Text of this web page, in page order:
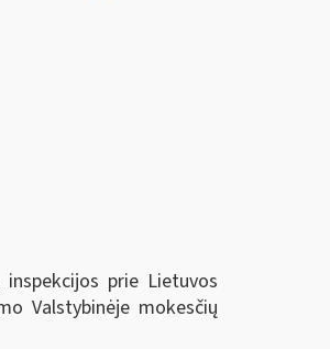
prie Lietuvos
Valstybinėje mokesčių